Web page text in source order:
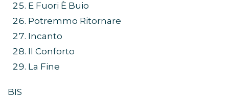
E Fuori È Buio
Potremmo Ritornare
Incanto
Il Conforto
La Fine
BIS